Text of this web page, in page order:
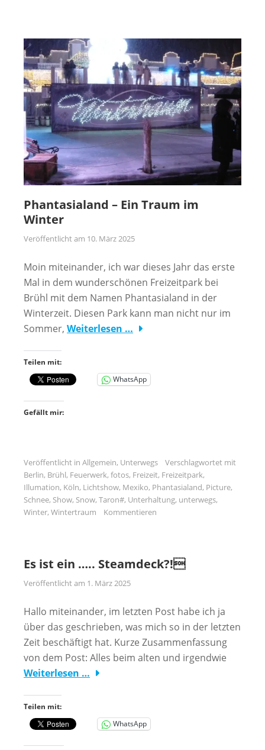
Phantasialand – Ein Traum im
Winter
Veröffentlicht am 10. März 2025
Moin miteinander, ich war dieses Jahr das erste
Mal in dem wunderschönen Freizeitpark bei
Brühl mit dem Namen Phantasialand in der
Winterzeit. Diesen Park kann man nicht nur im
Sommer, Weiterlesen …
Teilen mit:
WhatsApp
Gefällt mir:
Veröffentlicht in Allgemein, Unterwegs
Verschlagwortet mit
Berlin, Brühl, Feuerwerk, fotos, Freizeit, Freizeitpark,
Illumation, Köln, Lichtshow, Mexiko, Phantasialand, Picture,
Schnee, Show, Snow, Taron#, Unterhaltung, unterwegs,
Winter, Wintertraum Kommentieren
Es ist ein ….. Steamdeck?!
Veröffentlicht am 1. März 2025
Hallo miteinander, im letzten Post habe ich ja
über das geschrieben, was mich so in der letzten
Zeit beschäftigt hat. Kurze Zusammenfassung
von dem Post: Alles beim alten und irgendwie
Weiterlesen …
Teilen mit:
WhatsApp